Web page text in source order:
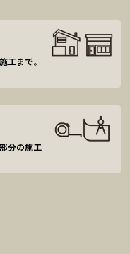
工まで。
分の施工